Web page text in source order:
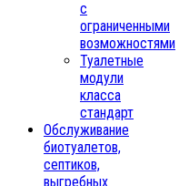
с
ограниченными
возможностями
Туалетные
модули
класса
стандарт
Обслуживание
биотуалетов,
септиков,
выгребных